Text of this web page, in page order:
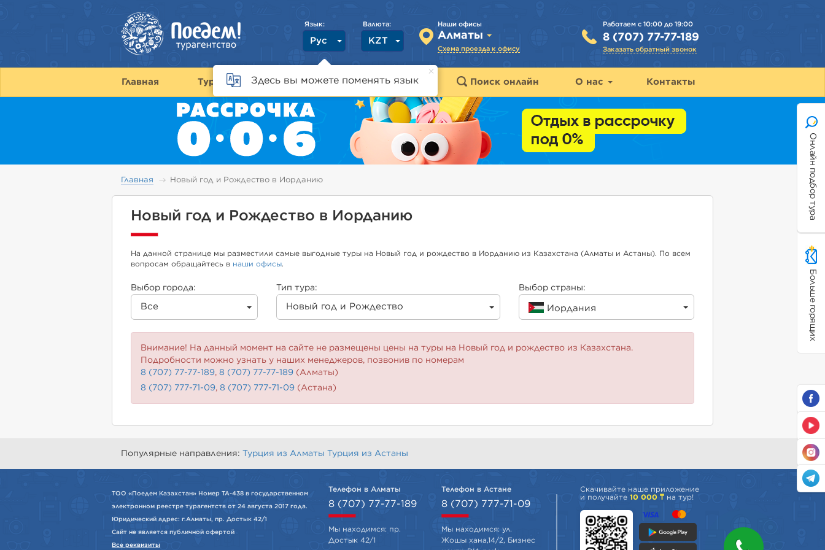
Работаем с 10:00 до 19:00
8 (707) 77-77-189
Заказать обратный звонок
Наши офисы
Алматы
Схема проезда к офису
Валюта:
KZT
Язык:
Рус
Здесь вы можете поменять язык
Главная Туры Страны Горящие туры Поиск онлайн О нас Контакты
Онлайн подбор тура
Больше горящих
Главная Новый год и Рождество в Иорданию
Новый год и Рождество в Иорданию
На данной странице мы разместили самые выгодные туры на Новый год и рождество в Иорданию из Казахстана (Алматы и Астаны). По всем
вопросам обращайтесь в наши офисы.
Выбор города:
Все
Тип тура:
Новый год и Рождество
Выбор страны:
Иордания
Внимание! На данный момент на сайте не размещены цены на туры на Новый год и рождество из Казахстана.
Подробности можно узнать у наших менеджеров, позвонив по номерам
8 (707) 77-77-189, 8 (707) 77-77-189 (Алматы)
8 (707) 777-71-09, 8 (707) 777-71-09 (Астана)
Популярные направления: Турция из Алматы Турция из Астаны
ТОО «Поедем Казахстан» Номер ТА-438 в государственном
электронном реестре турагентств от 24 августа 2017 года.
Юридический адрес: г.Алматы, пр. Достык 42/1
Сайт не является публичной офертой
Все реквизиты
Телефон в Алматы
8 (707) 77-77-189
Мы находимся: пр.
Достык 42/1
Телефон в Астане
8 (707) 777-71-09
Мы находимся: ул.
Жошы хана,14/2, Бизнес
Скачивайте наше приложение
и получайте10 000 ₸ на тур!